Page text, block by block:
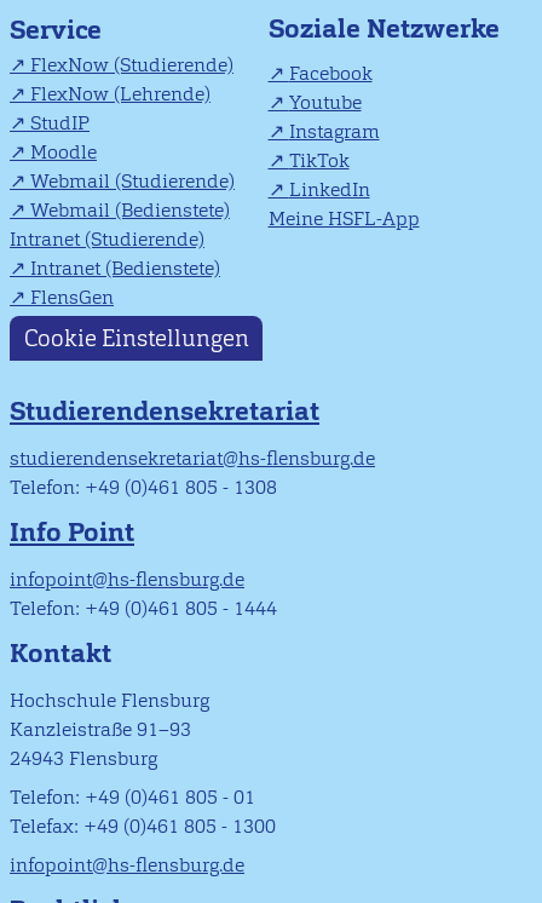
Service
FlexNow (Studierende)
FlexNow (Lehrende)
StudIP
Moodle
Webmail (Studierende)
Webmail (Bedienstete)
Intranet (Studierende)
Intranet (Bedienstete)
FlensGen
Soziale Netzwerke
Facebook
Youtube
Instagram
TikTok
LinkedIn
Meine HSFL-App
Cookie Einstellungen
Studierendensekretariat
studierendensekretariat@hs-flensburg.de
Telefon: +49 (0)461 805 - 1308
Info Point
infopoint@hs-flensburg.de
Telefon: +49 (0)461 805 - 1444
Kontakt
Hochschule Flensburg
Kanzleistraße 91–93
24943 Flensburg
Telefon: +49 (0)461 805 - 01
Telefax: +49 (0)461 805 - 1300
infopoint@hs-flensburg.de